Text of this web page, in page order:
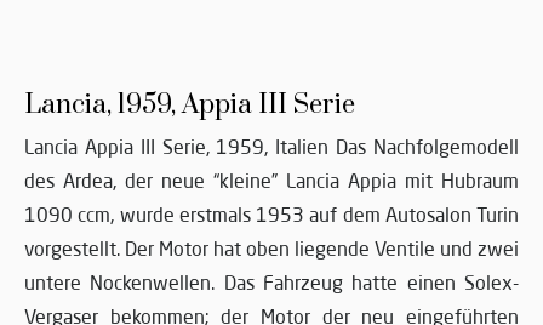
Lancia, 1959, Appia III Serie
Lancia Appia III Serie, 1959, Italien Das Nachfolgemodell
des Ardea, der neue “kleine” Lancia Appia mit Hubraum
1090 ccm, wurde erstmals 1953 auf dem Autosalon Turin
vorgestellt. Der Motor hat oben liegende Ventile und zwei
untere Nockenwellen. Das Fahrzeug hatte einen Solex-
Vergaser bekommen; der Motor der neu eingeführten